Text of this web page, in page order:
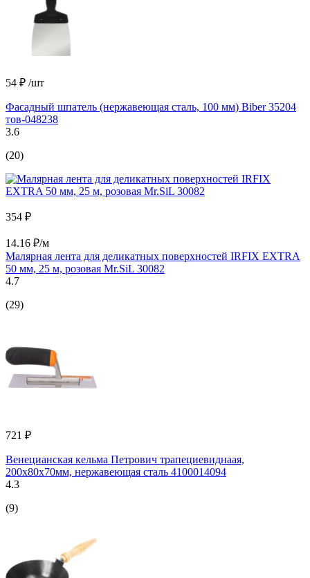
54 ₽ /шт
Фасадный шпатель (нержавеющая сталь, 100 мм) Biber 35204
тов-048238
3.6
(20)
354 ₽
14.16 ₽/м
Малярная лента для деликатных поверхностей IRFIX EXTRA
50 мм, 25 м, розовая Mr.SiL 30082
4.7
(29)
721 ₽
Венецианская кельма Петрович трапециевиднаая,
200x80x70мм, нержавеющая сталь 4100014094
4.3
(9)